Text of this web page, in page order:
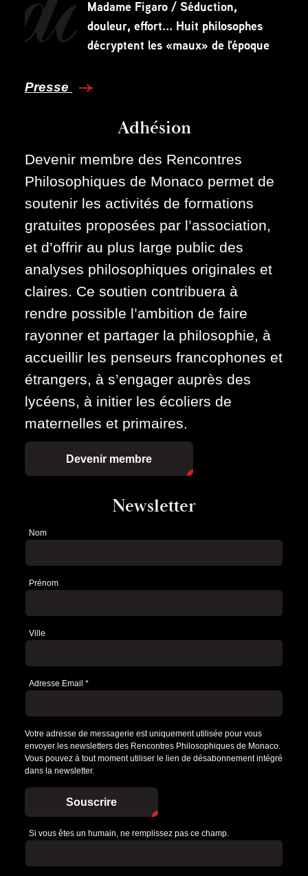
Madame Figaro / Séduction,
douleur, effort... Huit philosophes
décryptent les «maux» de l'époque
Presse
Adhésion
Devenir membre des Rencontres
Philosophiques de Monaco permet de
soutenir les activités de formations
gratuites proposées par l’association,
et d’offrir au plus large public des
analyses philosophiques originales et
claires. Ce soutien contribuera à
rendre possible l’ambition de faire
rayonner et partager la philosophie, à
accueillir les penseurs francophones et
étrangers, à s’engager auprès des
lycéens, à initier les écoliers de
maternelles et primaires.
Devenir membre
Newsletter
Newsletter
Nom
Prénom
Ville
Adresse Email *
Votre adresse de messagerie est uniquement utilisée pour vous
envoyer les newsletters des Rencontres Philosophiques de Monaco.
Vous pouvez à tout moment utiliser le lien de désabonnement intégré
dans la newsletter.
Souscrire
Si vous êtes un humain, ne remplissez pas ce champ.